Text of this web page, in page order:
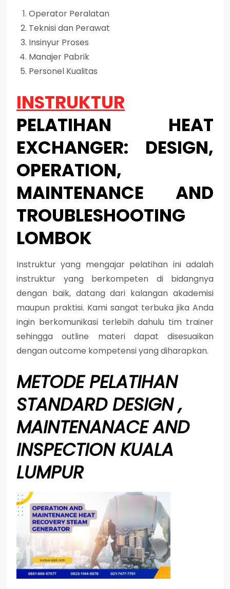
Operator Peralatan
Teknisi dan Perawat
Insinyur Proses
Manajer Pabrik
Personel Kualitas
INSTRUKTUR
PELATIHAN HEAT
EXCHANGER: DESIGN,
OPERATION,
MAINTENANCE AND
TROUBLESHOOTING
LOMBOK
Instruktur yang mengajar pelatihan ini adalah
instruktur yang berkompeten di bidangnya
dengan baik, datang dari kalangan akademisi
maupun praktisi. Kami sangat terbuka jika Anda
ingin berkomunikasi terlebih dahulu tim trainer
sehingga outline materi dapat disesuaikan
dengan outcome kompetensi yang diharapkan.
METODEPELATIHAN
STANDARD DESIGN ,
MAINTENANACE AND
INSPECTION KUALA
LUMPUR